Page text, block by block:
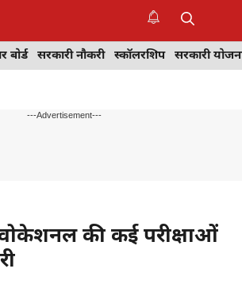
बोर्ड सरकारी नौकरी स्कॉलरशिप सरकारी
---Advertisement---
वोकेशनल की कई परीक्षाओं